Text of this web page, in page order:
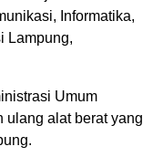
Informatika,
Lampung,
Umum
ulang alat berat yang